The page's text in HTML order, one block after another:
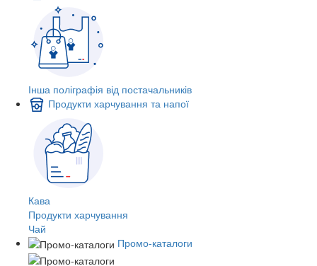
Інша поліграфія від постачальників
Продукти харчування та напої
Кава
Продукти харчування
Чай
Промо-каталоги